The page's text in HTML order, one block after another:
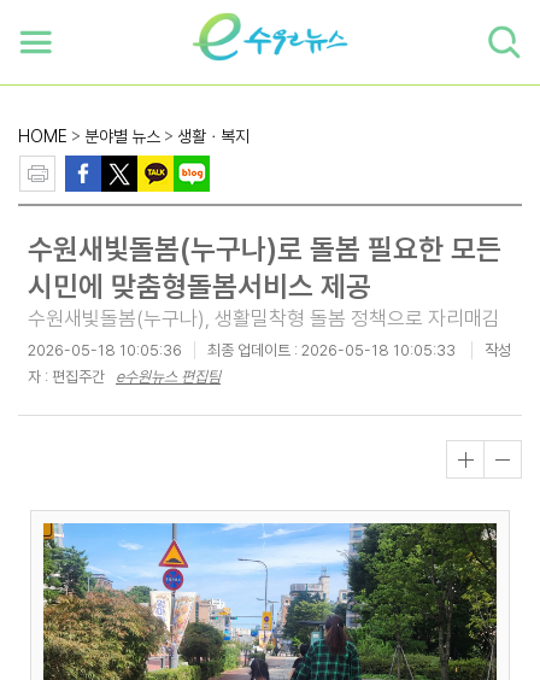
HOME > 분야별 뉴스 > 생활ㆍ복지
수원새빛돌봄(누구나)로 돌봄 필요한 모든
시민에 맞춤형돌봄서비스 제공
수원새빛돌봄(누구나), 생활밀착형 돌봄 정책으로 자리매김
2026-05-18 10:05:36 최종 업데이트 : 2026-05-18 10:05:33
작성
자 : 편집주간 e수원뉴스 편집팀